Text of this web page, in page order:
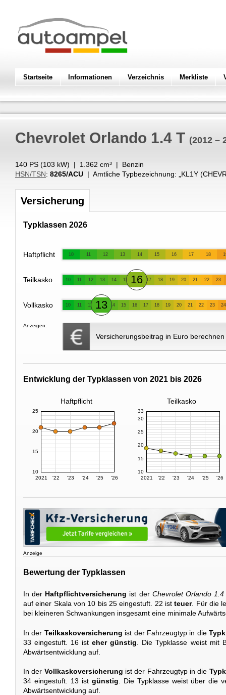
Startseite Informationen Verzeichnis Merkliste
Chevrolet Orlando 1.4 T (2012 –
140 PS (103 kW) | 1.362 cm³ | Benzin
HSN/TSN: 8265/ACU | Amtliche Typbezeichnung: „ KL1Y
Versicherung
Typklassen 2026
Haftpflicht 10 11 12 13 14 15 16 17 18
Teilkasko 10 11 12 13 14 15 16 17 18 19 20 21 22 23
Vollkasko 10 11 12 13 14 15 16 17 18 19 20 21 22 23 24
Anzeigen:
Versicherungsbeitrag in Euro berechnen
Entwicklung der Typklassen von 2021 bis 2026
Haftpflicht Teilkasko
2021 '22 '23 '24 '25 '26
10
15
20
25
2021 '22 '23 '24 '25 '26
10
15
20
25
30
33
Anzeige
Bewertung der Typklassen
In der Haftpflichtversicherung ist der Chevrolet Orlando 1.4
auf einer Skala von 10 bis 25 eingestuft. 22 istteuer. Für die
bei kleineren Schwankungen insgesamt eine minimale
In der Teilkaskoversicherung ist der Fahrzeugtyp in die
33 eingestuft. 16 isteher günstig . Die Typklasse weist mit
Abwärtsentwicklung auf.
In der Vollkaskoversicherung ist der Fahrzeugtyp in die
34 eingestuft. 13 ist günstig. Die Typklasse weist über die
Abwärtsentwicklung auf.